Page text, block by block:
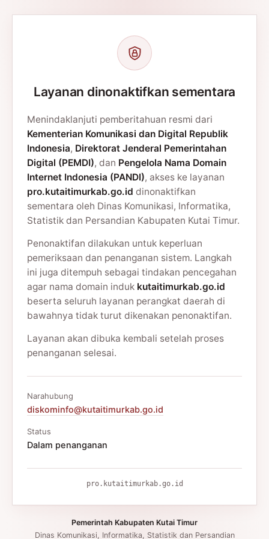
Layanan dinonaktifkan sementara
Menindaklanjuti pemberitahuan resmi dari
Kementerian Komunikasi dan Digital Republik
Indonesia, Direktorat Jenderal Pemerintahan
Digital (PEMDI), dan Pengelola Nama Domain
Internet Indonesia (PANDI), akses ke layanan
pro.kutaitimurkab.go.id dinonaktifkan
sementara oleh Dinas Komunikasi, Informatika,
Statistik dan Persandian Kabupaten Kutai Timur.
Penonaktifan dilakukan untuk keperluan
pemeriksaan dan penanganan sistem. Langkah
ini juga ditempuh sebagai tindakan pencegahan
agar nama domain induk kutaitimurkab.go.id
beserta seluruh layanan perangkat daerah di
bawahnya tidak turut dikenakan penonaktifan.
Layanan akan dibuka kembali setelah proses
penanganan selesai.
Narahubung
diskominfo@kutaitimurkab.go.id
Status
Dalam penanganan
pro.kutaitimurkab.go.id
Pemerintah Kabupaten Kutai Timur
Dinas Komunikasi, Informatika, Statistik dan Persandian